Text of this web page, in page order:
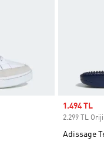
Sale price
1.494 TL
2.299 TL
Adissage